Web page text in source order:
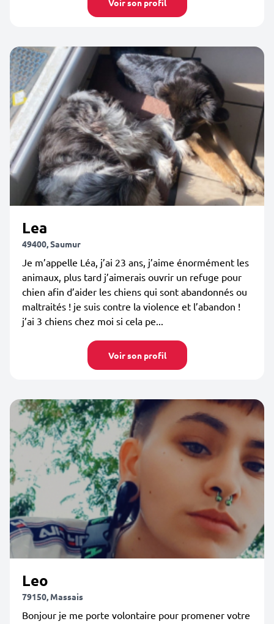
Voir son profil
Lea
49400, Saumur
Je m’appelle Léa, j’ai 23 ans, j’aime énormément les
animaux, plus tard j’aimerais ouvrir un refuge pour
chien afin d’aider les chiens qui sont abandonnés ou
maltraités ! je suis contre la violence et l’abandon !
j’ai 3 chiens chez moi si cela pe...
Voir son profil
Leo
79150, Massais
Bonjour je me porte volontaire pour promener votre